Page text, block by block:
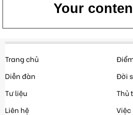
Your
Trang chủ
Diễn đàn
Tư liệu
Liên hệ
Đời
Thủ